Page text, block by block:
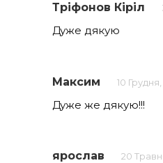
Тріфонов Кіріл
Дуже дякую
Максим 10
Дуже же дякую!!!
ярослав 20